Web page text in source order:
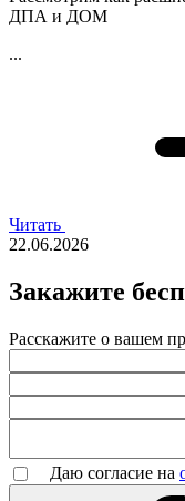
ДПА и ДОМ
...
Читать
22.06.2026
Закажите
Расскажите о вашем
Даю согласие на